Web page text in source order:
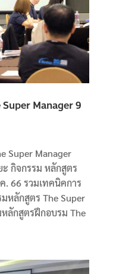
Manager 9
Super Manager
กิจกรรม หลักสูตร
. 66 รวมเทคนิคการ
หลักสูตร The Super
ลักสูตรฝึกอบรม The